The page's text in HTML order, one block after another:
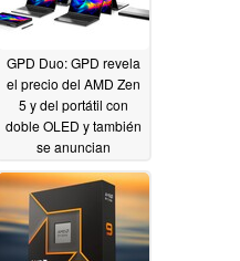
GPD Duo: GPD revela
el precio del AMD Zen
5 y del portátil con
doble OLED y también
se anuncian
descuentos iniciales
de lanzamiento
09/19/2024